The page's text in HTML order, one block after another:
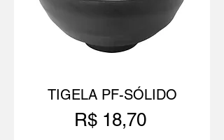
TIGELA PF-SÓLIDO
R$ 18,70Preço